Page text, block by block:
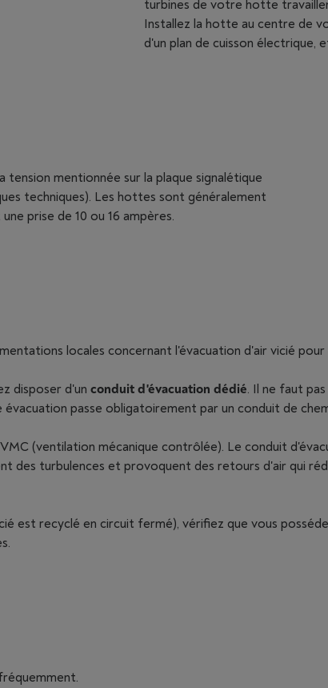
turbines de votre hotte
Installez la hotte au centre de
d'un plan de cuisson électrique,
mentionnée sur la plaque signalétique
techniques). Les hottes sont généralement
prise de 10 ou 16 ampères.
locales concernant l'évacuation d'air vicié
disposer d'un conduit d'évacuation dédié. Il ne faut
passe obligatoirement par un conduit de
(ventilation mécanique contrôlée). Le conduit
des turbulences et provoquent des retours d'air qui
est recyclé en circuit fermé), vérifiez que vous